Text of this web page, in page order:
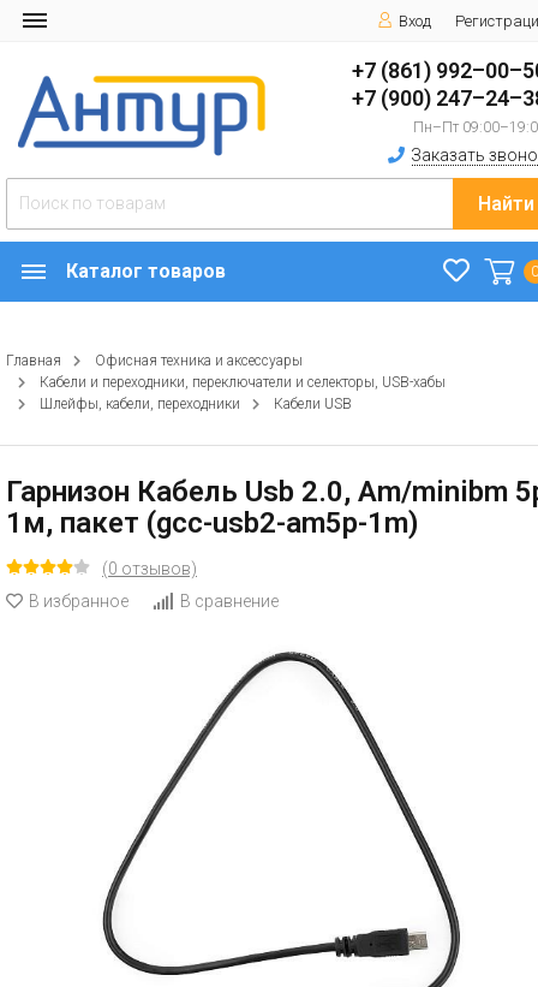
Вход
+7 (861)
+7 (900)
Пн–Пт
Заказать
Найти
Каталог товаров
Главная
Офисная техника и аксессуары
Кабели и переходники, переключатели и селекторы, USB-хабы
Шлейфы, кабели, переходники
Кабели USB
Гарнизон Кабель Usb 2.0, Am/minibm
1м, пакет (gcc-usb2-am5p-1m)
(0 отзывов)
В избранное
В сравнение